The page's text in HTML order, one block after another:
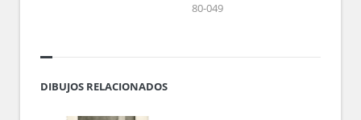
80-049
DIBUJOS RELACIONADOS